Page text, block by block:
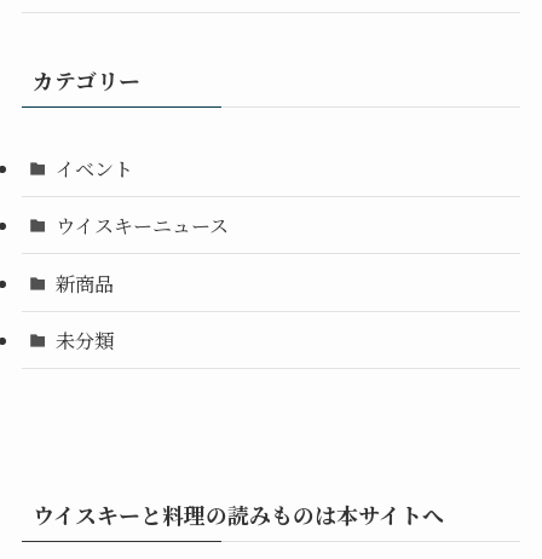
カテゴリー
イベント
ウイスキーニュース
新商品
未分類
ウイスキーと料理の読みものは本サイトへ